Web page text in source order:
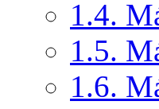
1.4.
1.5.
1.6.